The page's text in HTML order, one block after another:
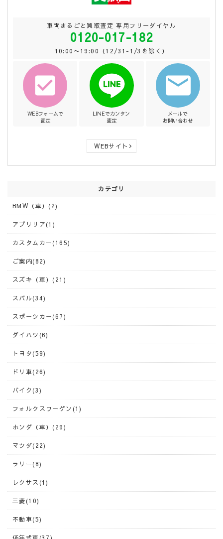
車両まるごと買取査定 専用フリーダイヤル
0120-017-182
10:00〜19:00（12/31-1/3を除く）
WEBフォームで
査定
LINEでカンタン
査定
メールで
お問い合わせ
WEBサイト
カテゴリ
BMW（車）(2)
アプリリア(1)
カスタムカー(165)
ご案内(82)
スズキ（車）(21)
スバル(34)
スポーツカー(67)
ダイハツ(6)
トヨタ(59)
ドリ車(26)
バイク(3)
フォルクスワーゲン(1)
ホンダ（車）(29)
マツダ(22)
ラリー(8)
レクサス(1)
三菱(10)
不動車(5)